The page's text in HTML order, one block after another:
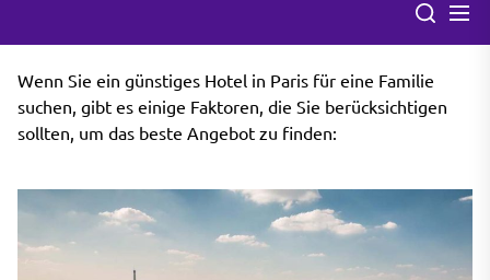
Wenn Sie ein günstiges Hotel in Paris für eine Familie
suchen, gibt es einige Faktoren, die Sie berücksichtigen
sollten, um das beste Angebot zu finden: